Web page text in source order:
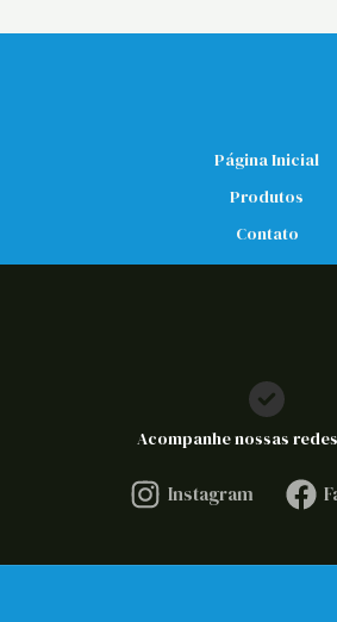
Página Inicial
Produtos
Contato
Acompanhe nossas
Instagram